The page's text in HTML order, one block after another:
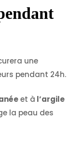
une
pendant 24h.
et à l’argile
la peau des